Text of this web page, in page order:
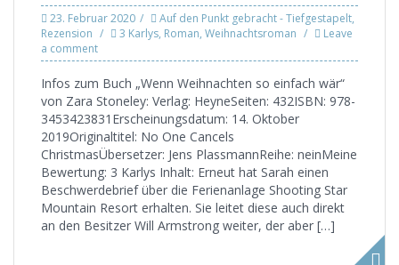
23. Februar 2020 Auf den Punkt gebracht - Tiefgestapelt,
Rezension
3 Karlys, Roman, Weihnachtsroman
Leave
a comment
Infos zum Buch „Wenn Weihnachten so einfach wär“
von Zara Stoneley: Verlag: HeyneSeiten: 432ISBN: 978-
3453423831Erscheinungsdatum: 14. Oktober
2019Originaltitel: No One Cancels
ChristmasÜbersetzer: Jens PlassmannReihe: neinMeine
Bewertung: 3 Karlys Inhalt: Erneut hat Sarah einen
Beschwerdebrief über die Ferienanlage Shooting Star
Mountain Resort erhalten. Sie leitet diese auch direkt
an den Besitzer Will Armstrong weiter, der aber […]